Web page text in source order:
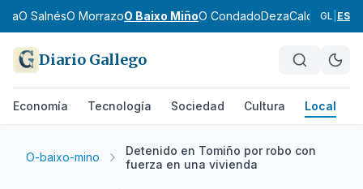
O SalnésO MorrazoO Baixo MiñoO CondadoDezaCaldasGL ES
Diario Gallego
Economía Tecnología Sociedad Cultura Local
O-baixo-mino
Detenido en Tomiño por robo con
fuerza en una vivienda